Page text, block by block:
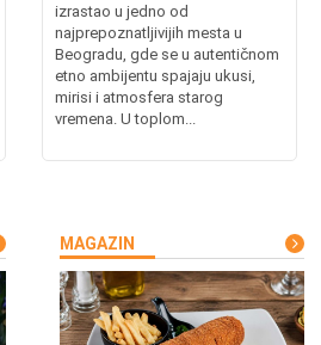
izrastao u jedno od
najprepoznatljivijih mesta u
Beogradu, gde se u autentičnom
etno ambijentu spajaju ukusi,
mirisi i atmosfera starog
vremena. U toplom...
MAGAZIN